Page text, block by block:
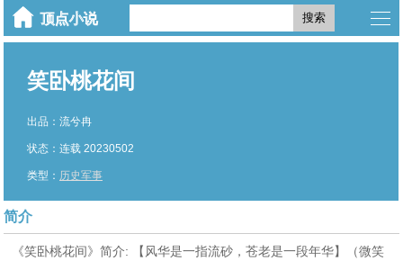
搜索
笑卧桃花间
出品：流兮冉
状态：连载 20230502
类型： 历史军事
简介
《笑卧桃花间》简介: 【风华是一指流砂，苍老是一段年华】（微笑